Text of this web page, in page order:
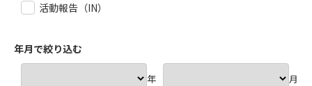
活動報告（IN）
年月で絞り込む
年 月